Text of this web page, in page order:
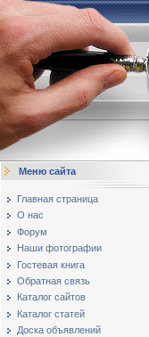
Меню сайта
Главная страница
О нас
Форум
Наши фотографии
Гостевая книга
Обратная связь
Каталог сайтов
Каталог статей
Доска объявлений